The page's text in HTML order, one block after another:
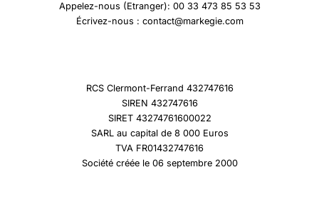
Appelez-nous (Etranger): 00 33 473 85 53 53
Écrivez-nous : contact@markegie.com
RCS Clermont-Ferrand 432747616
SIREN 432747616
SIRET 43274761600022
SARL au capital de 8 000 Euros
TVA FR01432747616
Société créée le 06 septembre 2000